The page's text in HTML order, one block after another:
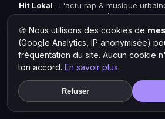
Hit Lokal · L'actu rap & musique
© 2026 — Tous droits réservés ·
cookies
🍪 Nous utilisons des cookies de
(Google Analytics, IP anonymisée)
fréquentation du site. Aucun cookie
ton accord. En savoir plus.
Refuser